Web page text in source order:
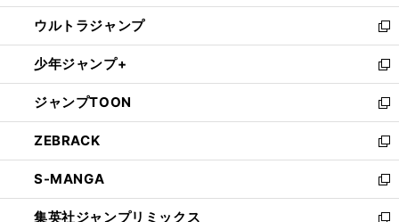
開
く
ウ
で
開
く
ン
ド
ウ
で
開
く
ウ
ィ
ン
ド
ウ
で
開
く
し
い
ウ
ィ
ン
ド
ウ
で
開
く
ウルトラジャンプ
新
し
い
ウ
ィ
ン
ド
ウ
で
開
く
少年ジャンプ+
新
し
い
ウ
ィ
ン
ド
ウ
で
ジャンプTOON
新
し
い
ウ
ィ
ン
ド
ZEBRACK
新
し
い
ウ
S-MANGA
新
し
集英社ジャンプリミックス